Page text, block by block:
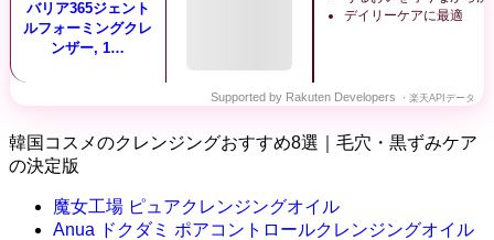
バリア365ジェント
ルフォーミングクレ
ンザー, 1…
デイリーケアに最適
Supported by Rakuten Developers ・楽天APIデータ
韓国コスメのクレンジングおすすめ8選｜毛穴・黒ずみケア
の決定版
魔女工場 ピュアクレンジングオイル
Anua ドクダミ ポアコントロールクレンジングオイル